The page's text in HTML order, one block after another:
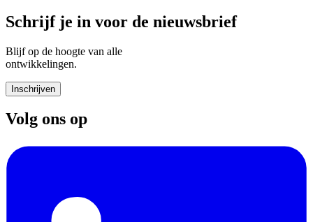
Schrijf je in voor de nieuwsbrief
Blijf op de hoogte van alle
ontwikkelingen.
Inschrijven
Volg ons op